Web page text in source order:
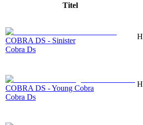
Titel
COBRA DS - Sinister
Cobra Ds
COBRA DS - Young Cobra
Cobra Ds